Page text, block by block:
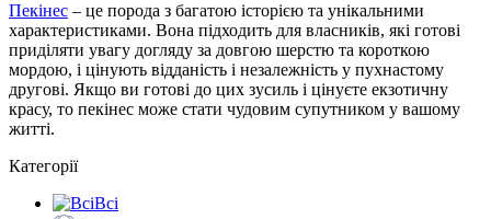
Пекінес – це порода з багатою історією та унікальними
характеристиками. Вона підходить для власників, які готові
приділяти увагу догляду за довгою шерстю та короткою
мордою, і цінують відданість і незалежність у пухнастому
другові. Якщо ви готові до цих зусиль і цінуєте екзотичну
красу, то пекінес може стати чудовим супутником у вашому
житті.
Категорії
Всі